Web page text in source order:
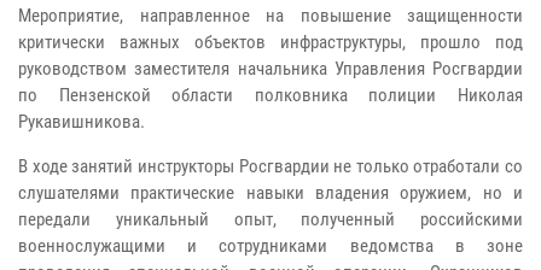
Мероприятие, направленное на повышение защищенности
критически важных объектов инфраструктуры, прошло под
руководством заместителя начальника Управления Росгвардии
по Пензенской области полковника полиции Николая
Рукавишникова.
В ходе занятий инструкторы Росгвардии не только отработали со
слушателями практические навыки владения оружием, но и
передали уникальный опыт, полученный российскими
военнослужащими и сотрудниками ведомства в зоне